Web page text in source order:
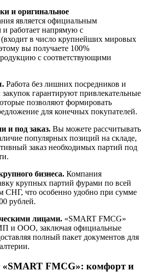
и оригинальное
является официальным
работает напрямую с
(входит в число крупнейших мировых
вы получаете 100%
с соответствующими
Работа без лишних посредников и
гарантируют привлекательные
позволяют формировать
для конечных покупателей.
и под заказ. Вы можете рассчитывать
популярных позиций на складе,
заказ необходимых партий под
бизнеса. Компания
крупных партий фурами по всей
СНГ, что особенно удобно при сумме
рублей.
лицами. «SMART FMCG»
и ООО, заключая официальные
полный пакет документов для
«SMART FMCG»: комфорт и